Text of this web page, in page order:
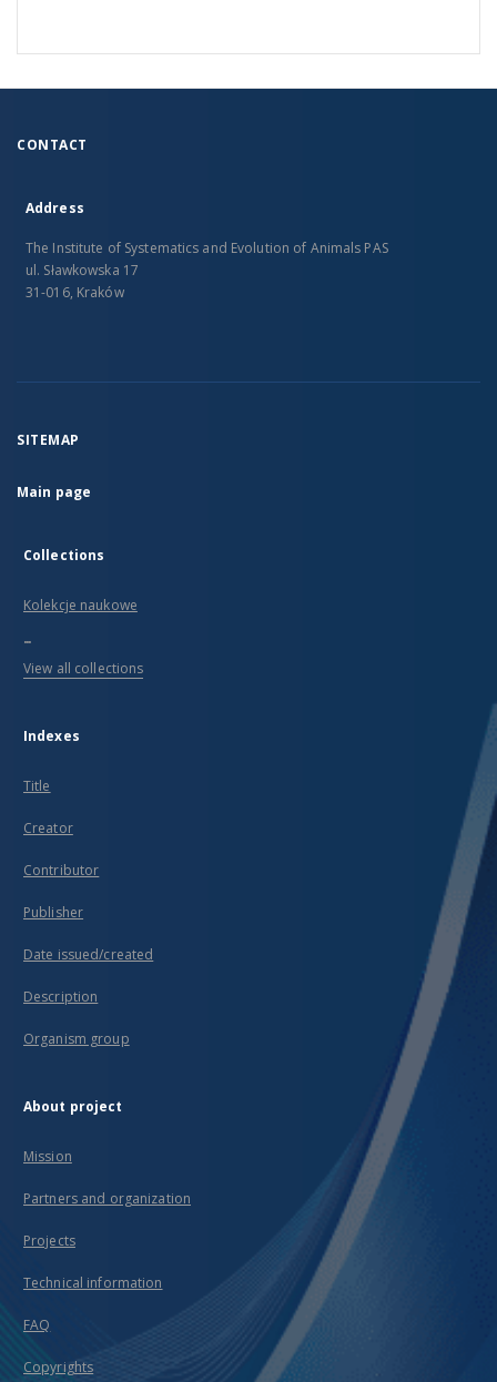
CONTACT
Address
The Institute of Systematics and Evolution of Animals PAS
ul. Sławkowska 17
31-016, Kraków
SITEMAP
Main page
Collections
Kolekcje naukowe
...
View all collections
Indexes
Title
Creator
Contributor
Publisher
Date issued/created
Description
Organism group
About project
Mission
Partners and organization
Projects
Technical information
FAQ
Copyrights